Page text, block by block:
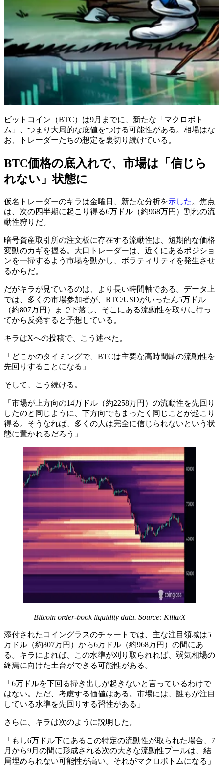
ビットコイン（BTC）は9月までに、新たな「マクロボト
ム」、つまり大局的な底値をつける可能性がある。相場はな
お、トレーダーたちの想定を裏切り続けている。
BTC価格の底入れで、市場は「信じら
れない」状態に
仮名トレーダーのキラは金曜日、新たな分析を示した 。焦点
は、次の四半期に起こり得る6万ドル（約968万円）割れの流
動性狩りだ。
暗号資産取引所の注文板に存在する流動性は、短期的な価格
変動のカギを握る。大口トレーダーは、近くにあるポジショ
ンを一掃するよう市場を動かし、ボラティリティを発生させ
るからだ。
だがキラが見ているのは、より長い時間軸である。データ上
では、多くの市場参加者が、BTC/USDがいったん5万ドル
（約807万円）まで下落し、そこにある流動性を取りに行っ
てから反発すると予想している。
キラはXへの投稿で、こう述べた。
「どこかのタイミングで、BTCは主要な高時間軸の流動性を
先回りすることになる」
そして、こう続ける。
「市場が上方向の14万ドル（約2258万円）の流動性を先回り
したのと同じように、下方向でもまったく同じことが起こり
得る。そうなれば、多くの人は完全に信じられないという状
態に置かれるだろう」
Bitcoin order-book liquidity data. Source: Killa/X
添付されたコイングラスのチャートでは、主な注目領域は5
万ドル（約807万円）から6万ドル（約968万円）の間にあ
る。キラによれば、この水準が刈り取られれば、弱気相場の
終焉に向けた土台ができる可能性がある。
「6万ドルを下回る掃き出しが起きないと言っているわけで
はない。ただ、考慮する価値はある。市場には、誰もが注目
している水準を先回りする習性がある」
さらに、キラは次のように説明した。
「もし6万ドル下にあるこの特定の流動性が取られた場合、7
月から9月の間に形成される次の大きな流動性プールは、結
局埋められない可能性が高い。それがマクロボトムになる」